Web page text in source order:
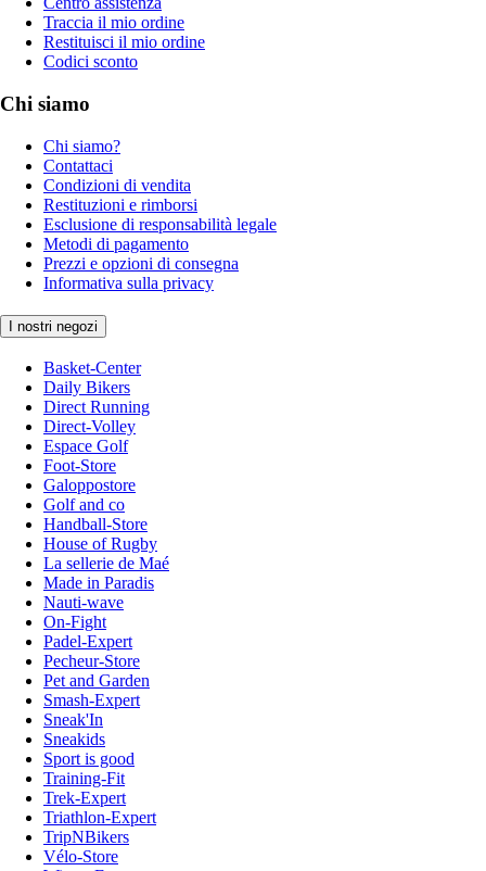
Traccia il mio ordine
Restituisci il mio ordine
Codici sconto
Chi siamo
Chi siamo?
Contattaci
Condizioni di vendita
Restituzioni e rimborsi
Esclusione di responsabilità legale
Metodi di pagamento
Prezzi e opzioni di consegna
Informativa sulla privacy
I nostri negozi
Basket-Center
Daily Bikers
Direct Running
Direct-Volley
Espace Golf
Foot-Store
Galoppostore
Golf and co
Handball-Store
House of Rugby
La sellerie de Maé
Made in Paradis
Nauti-wave
On-Fight
Padel-Expert
Pecheur-Store
Pet and Garden
Smash-Expert
Sneak'In
Sneakids
Sport is good
Training-Fit
Trek-Expert
Triathlon-Expert
TripNBikers
Vélo-Store